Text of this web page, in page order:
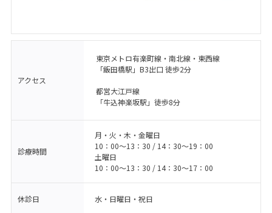
アクセス
東京メトロ有楽町線・南北線・東西線
「飯田橋駅」B3出口 徒歩2分
都営大江戸線
「牛込神楽坂駅」徒歩8分
診療時間
月・火・木・金曜日
10：00〜13：30 / 14：30〜19：00
土曜日
10：00〜13：30 / 14：30〜17：00
休診日 水・日曜日・祝日